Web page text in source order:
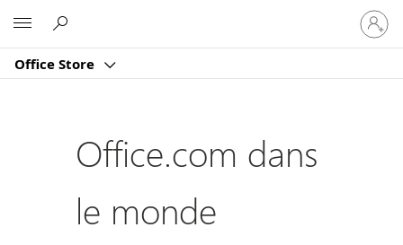
Office Store
vous
à
compte
Office.com dans
le monde